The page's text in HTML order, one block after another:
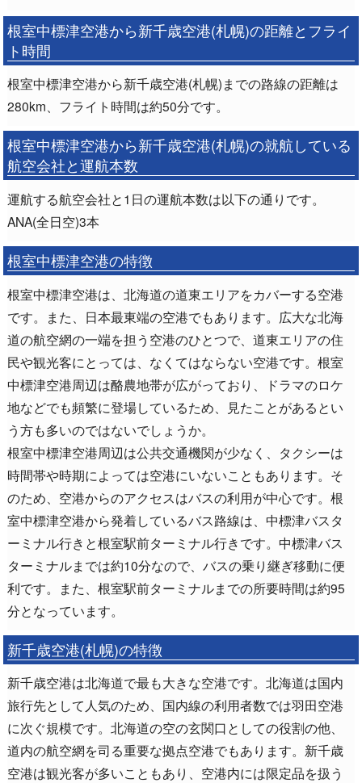
根室中標津空港から新千歳空港(札幌)の距離とフライ
ト時間
根室中標津空港から新千歳空港(札幌)までの路線の距離は
280km、フライト時間は約50分です。
根室中標津空港から新千歳空港(札幌)の就航している
航空会社と運航本数
運航する航空会社と1日の運航本数は以下の通りです。
ANA(全日空)3本
根室中標津空港の特徴
根室中標津空港は、北海道の道東エリアをカバーする空港
です。また、日本最東端の空港でもあります。広大な北海
道の航空網の一端を担う空港のひとつで、道東エリアの住
民や観光客にとっては、なくてはならない空港です。根室
中標津空港周辺は酪農地帯が広がっており、ドラマのロケ
地などでも頻繁に登場しているため、見たことがあるとい
う方も多いのではないでしょうか。
根室中標津空港周辺は公共交通機関が少なく、タクシーは
時間帯や時期によっては空港にいないこともあります。そ
のため、空港からのアクセスはバスの利用が中心です。根
室中標津空港から発着しているバス路線は、中標津バスタ
ーミナル行きと根室駅前ターミナル行きです。中標津バス
ターミナルまでは約10分なので、バスの乗り継ぎ移動に便
利です。また、根室駅前ターミナルまでの所要時間は約95
分となっています。
新千歳空港(札幌)の特徴
新千歳空港は北海道で最も大きな空港です。北海道は国内
旅行先として人気のため、国内線の利用者数では羽田空港
に次ぐ規模です。北海道の空の玄関口としての役割の他、
道内の航空網を司る重要な拠点空港でもあります。新千歳
空港は観光客が多いこともあり、空港内には限定品を扱う